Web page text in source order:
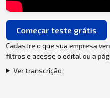
Começar teste grátis
Cadastre o que sua empresa
filtros e acesse o edital ou a
Ver transcrição